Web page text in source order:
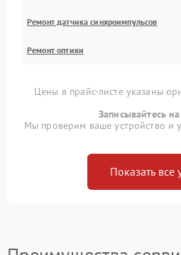
Ремонт датчика синхроимпульсов
Ремонт оптики
Цены в прайс-листе указаны
Записывайтесь
Мы проверим ваше устройство и
Показать все